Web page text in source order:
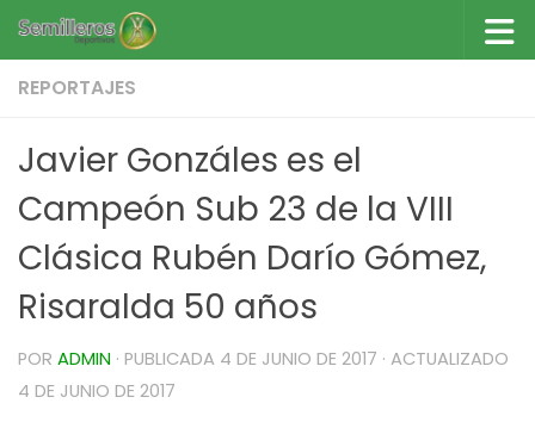
Saltar al contenido
REPORTAJES
Javier Gonzáles es el
Campeón Sub 23 de la VIII
Clásica Rubén Darío Gómez,
Risaralda 50 años
POR ADMIN · PUBLICADA 4 DE JUNIO DE 2017 · ACTUALIZADO
4 DE JUNIO DE 2017